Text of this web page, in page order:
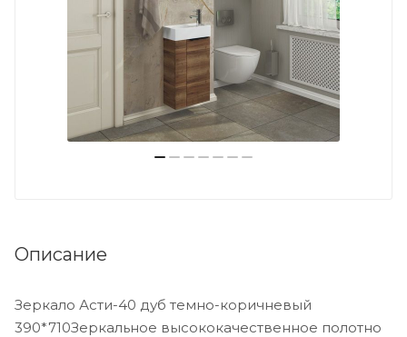
Описание
Зеркало Асти-40 дуб темно-коричневый
390*710Зеркальное высококачественное полотно